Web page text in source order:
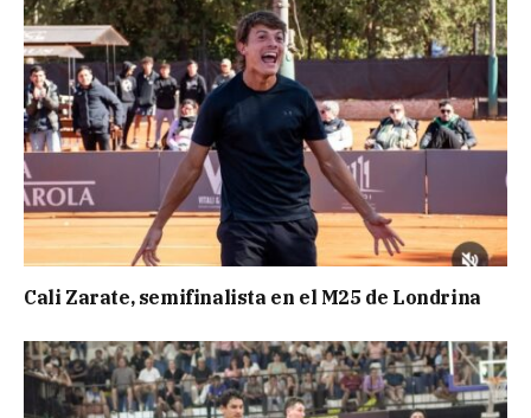
Cali Zarate, semifinalista en el M25 de Londrina